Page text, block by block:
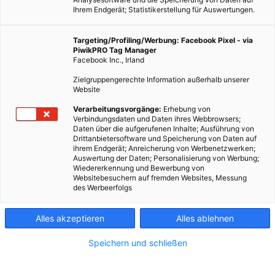
ERNÄHRUNG
13 Lebensmittel, von denen du nicht
wusstest, dass man sie einfrieren kann
28. OKTOBER 2016 VON ENERGIELEBEN REDAKTION
Ihrem Endgerät; Statistikerstellung für Auswertungen.
Targeting/Profiling/Werbung: Facebook Pixel - via
PiwikPRO Tag Manager
Facebook Inc., Irland
Zielgruppengerechte Information außerhalb unserer
Website
Verarbeitungsvorgänge: Erhebung von
Verbindungsdaten und Daten ihres Webbrowsers;
Daten über die aufgerufenen Inhalte; Ausführung von
Drittanbietersoftware und Speicherung von Daten auf
ihrem Endgerät; Anreicherung von Werbenetzwerken;
Auswertung der Daten; Personalisierung von Werbung;
Wiedererkennung und Bewerbung von
Websitebesuchern auf fremden Websites, Messung
des Werbeerfolgs
Alles akzeptieren Alles ablehnen
Speichern und schließen